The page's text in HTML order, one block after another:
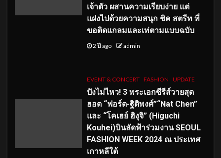
เจ้าตัว ผสานความเรียบง่าย แต่
แฝงไปด้วยความสนุก ชิค สตรีท ที่
ขอติดแกลมและเท่ตามแบบฉบับ
2 ปี ago admin
EVENT & CONCERT FASHION UPDATE
ปังไม่ไหว! 3 พระเอกซีรีส์วายสุด
ฮอต “ฟอร์ด-ฐิติพงศ์”“Nat Chen”
และ “โคเฮย์ ฮิงุจิ” (Higuchi
Kouhei)บินลัดฟ้าร่วมงาน SEOUL
FASHION WEEK 2024 ณ ประเทศ
เกาหลีใต้